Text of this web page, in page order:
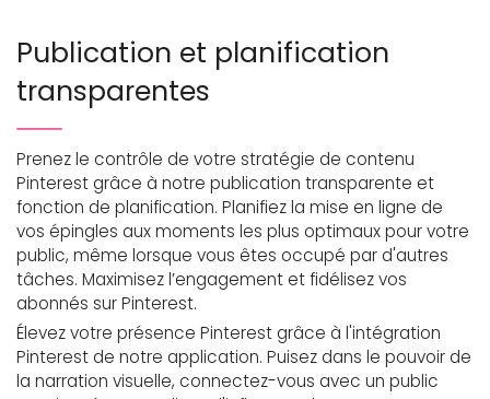
Publication et planification
transparentes
Prenez le contrôle de votre stratégie de contenu
Pinterest grâce à notre publication transparente et
fonction de planification. Planifiez la mise en ligne de
vos épingles aux moments les plus optimaux pour votre
public, même lorsque vous êtes occupé par d'autres
tâches. Maximisez l’engagement et fidélisez vos
abonnés sur Pinterest.
Élevez votre présence Pinterest grâce à l'intégration
Pinterest de notre application. Puisez dans le pouvoir de
la narration visuelle, connectez-vous avec un public